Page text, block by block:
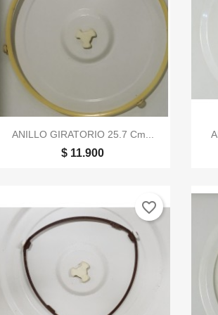
Vista rápida
ANILLO GIRATORIO 25.7 Cm...
$ 11.900
favorite_border